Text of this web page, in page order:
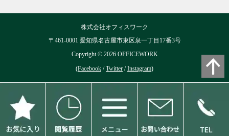
ハイグレード物件
移転費用について
よくある質問
ブログ
個人情報保護方針
お問い合わせ
株式会社オフィスワーク
〒461-0001 愛知県名古屋市東区泉一丁目17番3号
Copyright © 2026OFFICEWORK
(Facebook /Twitter /Instagram)